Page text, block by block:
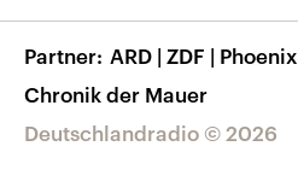
Barrierefreiheit
Deutschlandradio © 2026
Partner ARD | ZDF | Phoenix
Chronik der Mauer